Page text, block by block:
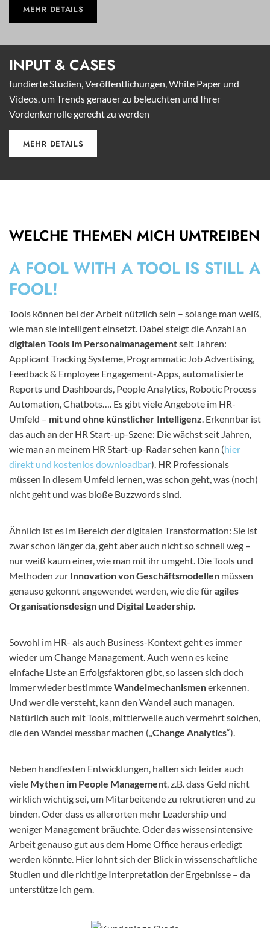
MEHR DETAILS
INPUT & CASES
fundierte Studien, Veröffentlichungen, White Paper und
Videos, um Trends genauer zu beleuchten und Ihrer
Vordenkerrolle gerecht zu werden
MEHR DETAILS
WELCHE THEMEN MICH UMTREIBEN
A FOOL WITH A TOOL IS STILL A
FOOL!
Tools können bei der Arbeit nützlich sein – solange man weiß,
wie man sie intelligent einsetzt. Dabei steigt die Anzahl an
digitalen Tools im Personalmanagementseit Jahren:
Applicant Tracking Systeme, Programmatic Job Advertising,
Feedback & Employee Engagement-Apps, automatisierte
Reports und Dashboards, People Analytics, Robotic Process
Automation, Chatbots…. Es gibt viele Angebote im HR-
Umfeld – mit und ohne künstlicher Intelligenz. Erkennbar ist
das auch an der HR Start-up-Szene: Die wächst seit Jahren,
wie man an meinem HR Start-up-Radar sehen kann (hier
direkt und kostenlos downloadbar). HR Professionals
müssen in diesem Umfeld lernen, was schon geht, was (noch)
nicht geht und was bloße Buzzwords sind.
Ähnlich ist es im Bereich der digitalen Transformation: Sie ist
zwar schon länger da, geht aber auch nicht so schnell weg –
nur weiß kaum einer, wie man mit ihr umgeht. Die Tools und
Methoden zur Innovation von Geschäftsmodellen müssen
genauso gekonnt angewendet werden, wie die füragiles
Organisationsdesign und Digital Leadership.
Sowohl im HR- als auch Business-Kontext geht es immer
wieder um Change Management. Auch wenn es keine
einfache Liste an Erfolgsfaktoren gibt, so lassen sich doch
immer wieder bestimmteWandelmechanismenerkennen.
Und wer die versteht, kann den Wandel auch managen.
Natürlich auch mit Tools, mittlerweile auch vermehrt solchen,
die den Wandel messbar machen („Change Analytics“).
Neben handfesten Entwicklungen, halten sich leider auch
viele Mythen im People Management, z.B. dass Geld nicht
wirklich wichtig sei, um Mitarbeitende zu rekrutieren und zu
binden. Oder dass es allerorten mehr Leadership und
weniger Management bräuchte. Oder das wissensintensive
Arbeit genauso gut aus dem Home Office heraus erledigt
werden könnte. Hier lohnt sich der Blick in wissenschaftliche
Studien und die richtige Interpretation der Ergebnisse – da
unterstütze ich gern.